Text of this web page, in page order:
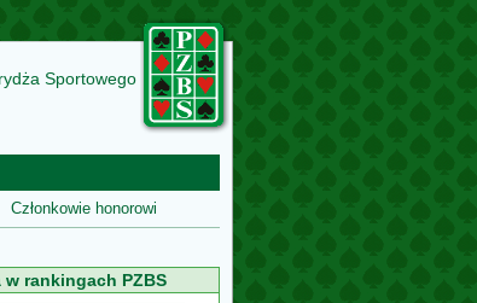
Sportowego
Członkowie honorowi
w rankingach PZBS